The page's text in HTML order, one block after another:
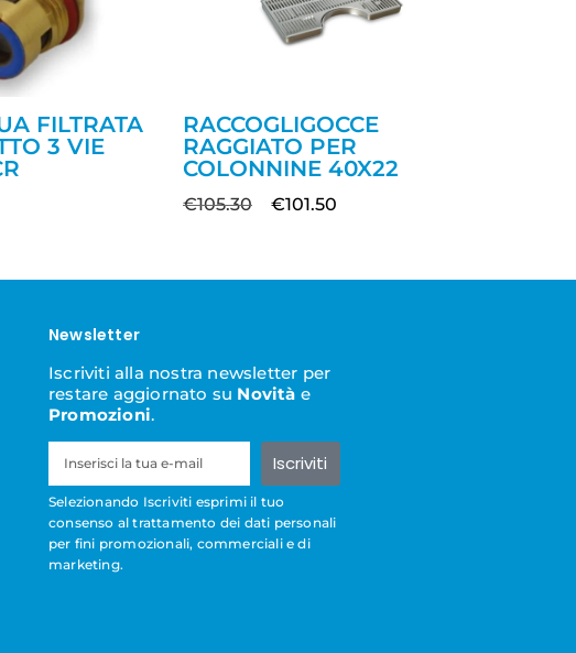
FILTRATA
3 VIE
RACCOGLIGOCCE
RAGGIATO PER
COLONNINE 40X22
€105.30 €101.50
Newsletter
Iscriviti alla nostra newsletter per
restare aggiornato su Novità e
Promozioni.
Iscriviti
Selezionando Iscriviti esprimi il tuo
consenso al trattamento dei dati personali
per fini promozionali, commerciali e di
marketing.